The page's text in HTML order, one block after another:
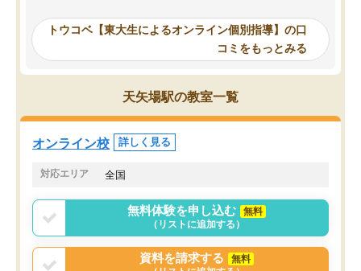
ーティングを行い、その講師で良いか
見てから講師を決定する事ができま
す。
うちの子は、初回面談の講師の方で決
オンラインツールを使用した単語帳の
共有があり宿題もそちらで出される形
でした。
言う事で講師変更の申し出があり、あ
まりに短期での変更だった為、塾に通
う事にして退会しました。遅れも取り
戻せ、授業内容や講師の方は良かった
と思います。
いなのがあり(有料)、受
ことをどんなスケジュー
くか相談したのですが、
ち期待したものではなく
くなってきたようなので
トウコベ【東大生によるオンライン個別指導】の口
コミをもっとみる
天矢場駅の教室一覧
オンライン校 詳しく見る
対応エリア 全国
無料体験を申し込む
無料
（リストに追加する）
資料を請求する
無料